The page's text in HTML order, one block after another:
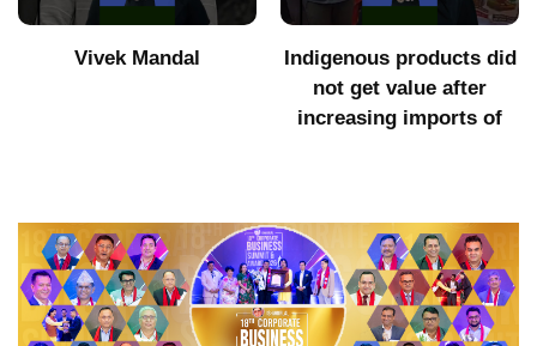
Vivek Mandal
Indigenous products did
not get value after
increasing imports of